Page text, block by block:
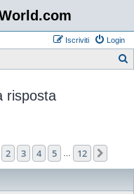
Login
Iscriviti
risposta
di 12
2 3 4 5 12